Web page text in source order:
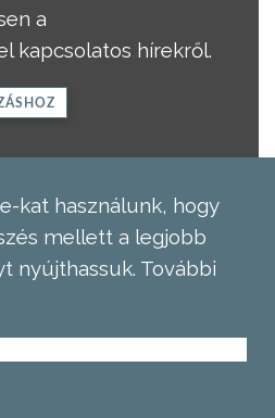
a
kapcsolatos hírekről.
kat használunk, hogy
mellett a legjobb
nyújthassuk. További